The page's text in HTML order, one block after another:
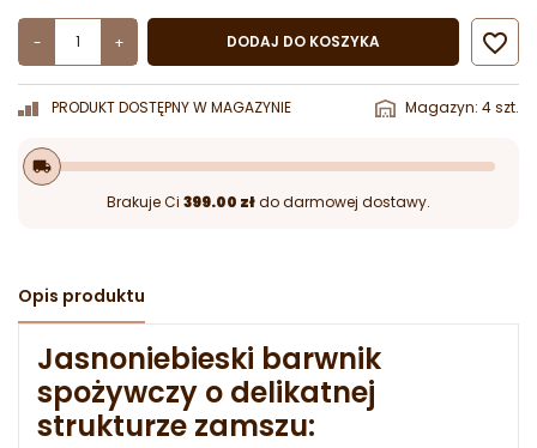
- + DODAJ DO KOSZYKA 
PRODUKT DOSTĘPNY W MAGAZYNIE Magazyn: 4 szt.
local_shipping
Brakuje Ci 399.00 złdo darmowej dostawy.
Opis produktu
Jasnoniebieski barwnik
spożywczy o delikatnej
strukturze zamszu: